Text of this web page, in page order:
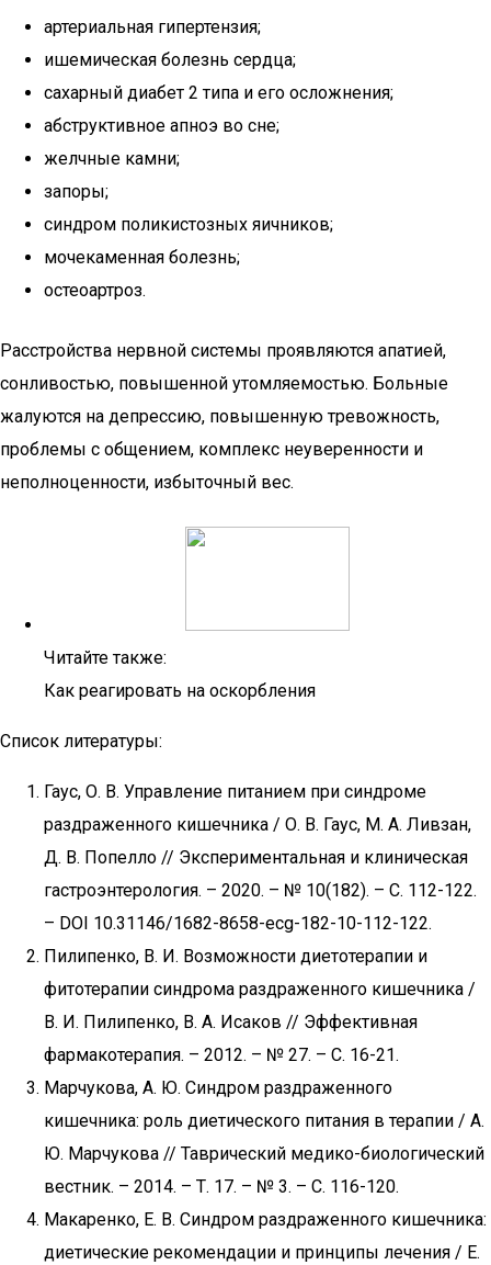
артериальная гипертензия;
ишемическая болезнь сердца;
сахарный диабет 2 типа и его осложнения;
абструктивное апноэ во сне;
желчные камни;
запоры;
синдром поликистозных яичников;
мочекаменная болезнь;
остеоартроз.
Расстройства нервной системы проявляются апатией,
сонливостью, повышенной утомляемостью. Больные
жалуются на депрессию, повышенную тревожность,
проблемы с общением, комплекс неуверенности и
неполноценности, избыточный вес.
Читайте также:
Как реагировать на оскорбления
Список литературы:
Гаус, О. В. Управление питанием при синдроме
раздраженного кишечника / О. В. Гаус, М. А. Ливзан,
Д. В. Попелло // Экспериментальная и клиническая
гастроэнтерология. – 2020. – № 10(182). – С. 112-122.
– DOI 10.31146/1682-8658-ecg-182-10-112-122.
Пилипенко, В. И. Возможности диетотерапии и
фитотерапии синдрома раздраженного кишечника /
В. И. Пилипенко, В. А. Исаков // Эффективная
фармакотерапия. – 2012. – № 27. – С. 16-21.
Марчукова, А. Ю. Синдром раздраженного
кишечника: роль диетического питания в терапии / А.
Ю. Марчукова // Таврический медико-биологический
вестник. – 2014. – Т. 17. – № 3. – С. 116-120.
Макаренко, Е. В. Синдром раздраженного кишечника:
диетические рекомендации и принципы лечения / Е.